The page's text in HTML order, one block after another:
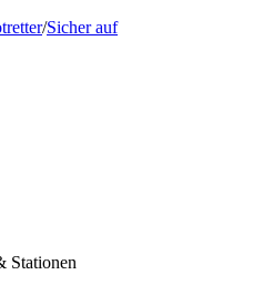
/Sicher auf
Stationen